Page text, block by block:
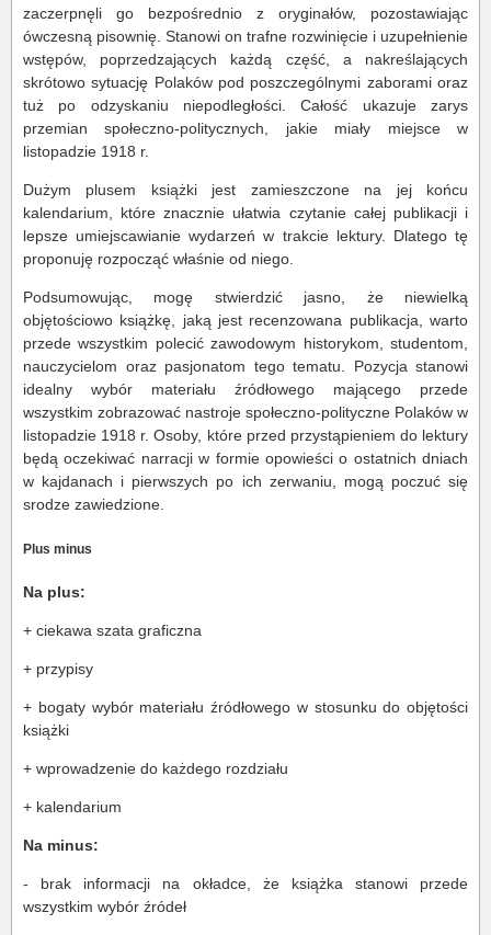
zaczerpnęli go bezpośrednio z oryginałów, pozostawiając
ówczesną pisownię. Stanowi on trafne rozwinięcie i uzupełnienie
wstępów, poprzedzających każdą część, a nakreślających
skrótowo sytuację Polaków pod poszczególnymi zaborami oraz
tuż po odzyskaniu niepodległości. Całość ukazuje zarys
przemian społeczno-politycznych, jakie miały miejsce w
listopadzie 1918 r.
Dużym plusem książki jest zamieszczone na jej końcu
kalendarium, które znacznie ułatwia czytanie całej publikacji i
lepsze umiejscawianie wydarzeń w trakcie lektury. Dlatego tę
proponuję rozpocząć właśnie od niego.
Podsumowując, mogę stwierdzić jasno, że niewielką
objętościowo książkę, jaką jest recenzowana publikacja, warto
przede wszystkim polecić zawodowym historykom, studentom,
nauczycielom oraz pasjonatom tego tematu. Pozycja stanowi
idealny wybór materiału źródłowego mającego przede
wszystkim zobrazować nastroje społeczno-polityczne Polaków w
listopadzie 1918 r. Osoby, które przed przystąpieniem do lektury
będą oczekiwać narracji w formie opowieści o ostatnich dniach
w kajdanach i pierwszych po ich zerwaniu, mogą poczuć się
srodze zawiedzione.
Plus minus
Na plus:
+ ciekawa szata graficzna
+ przypisy
+ bogaty wybór materiału źródłowego w stosunku do objętości
książki
+ wprowadzenie do każdego rozdziału
+ kalendarium
Na minus:
- brak informacji na okładce, że książka stanowi przede
wszystkim wybór źródeł